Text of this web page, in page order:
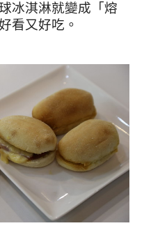
冰淇淋就變成「熔
看又好吃。